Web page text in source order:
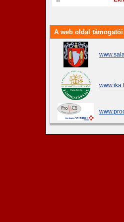
A web oldal támogatói